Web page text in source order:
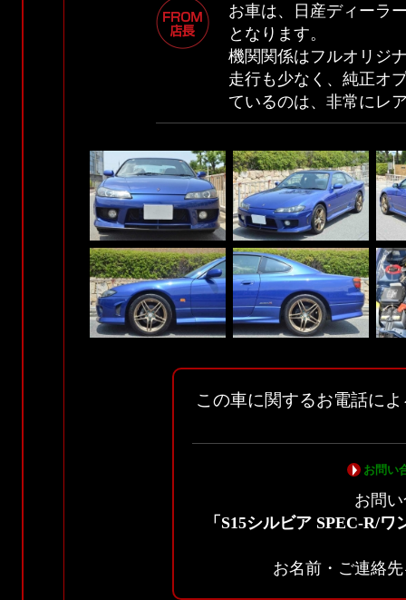
お車は、日産ディーラ
となります。
機関関係はフルオリジ
走行も少なく、純正オ
ているのは、非常にレ
この車に関するお電話に
お問い
お問
「S15シルビア SPEC-R/
お名前・ご連絡